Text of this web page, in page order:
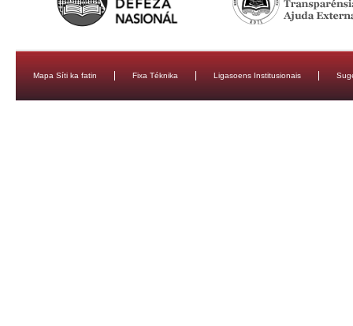
Mapa Síti ka fatin Fixa Téknika Ligasoens Institusionais